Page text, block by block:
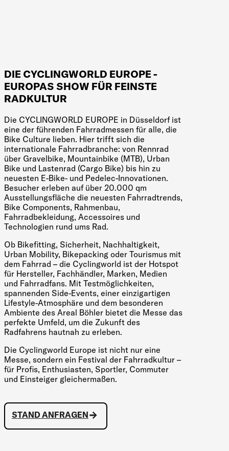
DIE CYCLINGWORLD EUROPE -
EUROPAS SHOW FÜR FEINSTE
RADKULTUR
Die CYCLINGWORLD EUROPE in Düsseldorf ist
eine der führenden Fahrradmessen für alle, die
Bike Culture lieben. Hier trifft sich die
internationale Fahrradbranche: von Rennrad
über Gravelbike, Mountainbike (MTB), Urban
Bike und Lastenrad (Cargo Bike) bis hin zu
neuesten E-Bike- und Pedelec-Innovationen.
Besucher erleben auf über 20.000 qm
Ausstellungsfläche die neuesten Fahrradtrends,
Bike Components, Rahmenbau,
Fahrradbekleidung, Accessoires und
Technologien rund ums Rad.
Ob Bikefitting, Sicherheit, Nachhaltigkeit,
Urban Mobility, Bikepacking oder Tourismus mit
dem Fahrrad – die Cyclingworld ist der Hotspot
für Hersteller, Fachhändler, Marken, Medien
und Fahrradfans. Mit Testmöglichkeiten,
spannenden Side-Events, einer einzigartigen
Lifestyle-Atmosphäre und dem besonderen
Ambiente des Areal Böhler bietet die Messe das
perfekte Umfeld, um die Zukunft des
Radfahrens hautnah zu erleben.
Die Cyclingworld Europe ist nicht nur eine
Messe, sondern ein Festival der Fahrradkultur –
für Profis, Enthusiasten, Sportler, Commuter
und Einsteiger gleichermaßen.
STAND ANFRAGEN